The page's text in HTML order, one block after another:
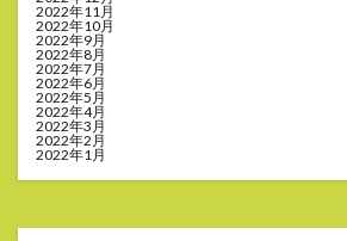
2022年11月
2022年10月
2022年9月
2022年8月
2022年7月
2022年6月
2022年5月
2022年4月
2022年3月
2022年2月
2022年1月